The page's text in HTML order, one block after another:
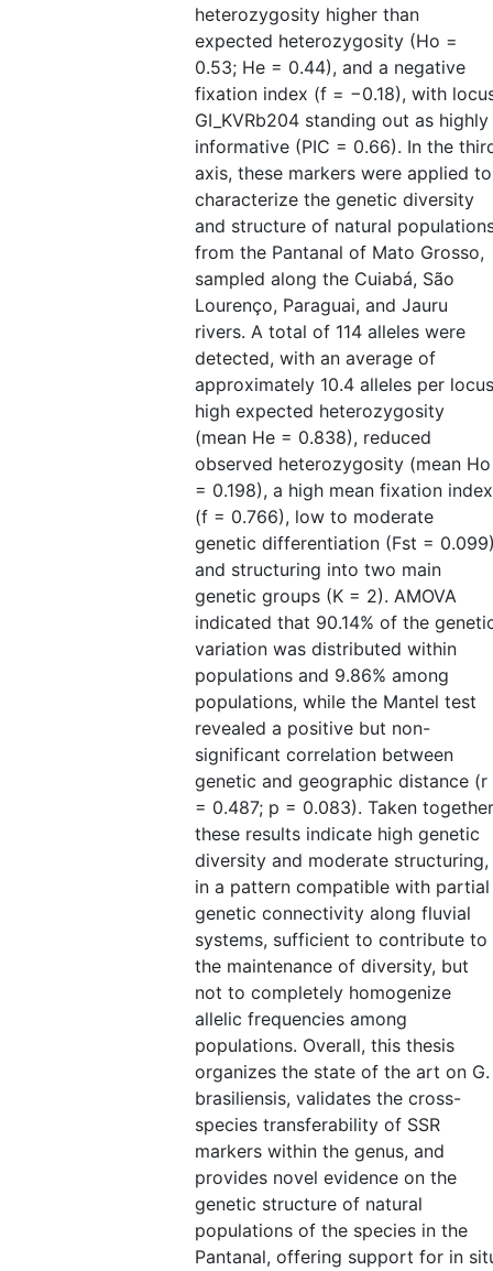
heterozygosity higher than
expected heterozygosity (Ho =
0.53; He = 0.44), and a negative
fixation index (f = −0.18), with
GI_KVRb204 standing out as highly
informative (PIC = 0.66). In the
axis, these markers were applied to
characterize the genetic diversity
and structure of natural
from the Pantanal of Mato Grosso,
sampled along the Cuiabá, São
Lourenço, Paraguai, and Jauru
rivers. A total of 114 alleles were
detected, with an average of
approximately 10.4 alleles per
high expected heterozygosity
(mean He = 0.838), reduced
observed heterozygosity (mean Ho
= 0.198), a high mean fixation index
(f = 0.766), low to moderate
genetic differentiation (Fst =
and structuring into two main
genetic groups (K = 2). AMOVA
indicated that 90.14% of the
variation was distributed within
populations and 9.86% among
populations, while the Mantel test
revealed a positive but non-
significant correlation between
genetic and geographic distance (r
= 0.487; p = 0.083). Taken
these results indicate high genetic
diversity and moderate structuring,
in a pattern compatible with partial
genetic connectivity along fluvial
systems, sufficient to contribute to
the maintenance of diversity, but
not to completely homogenize
allelic frequencies among
populations. Overall, this thesis
organizes the state of the art on G.
brasiliensis, validates the cross-
species transferability of SSR
markers within the genus, and
provides novel evidence on the
genetic structure of natural
populations of the species in the
Pantanal, offering support for in